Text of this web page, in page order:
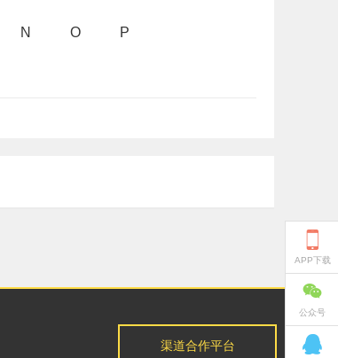
N O P
渠道合作平台

APP下载

公众号
